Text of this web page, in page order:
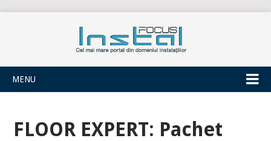
INSTALFOCUS
MENU
FLOOR EXPERT: Pachet